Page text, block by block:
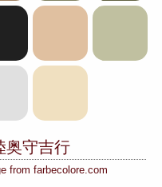
奥守吉行
from farbecolore.com